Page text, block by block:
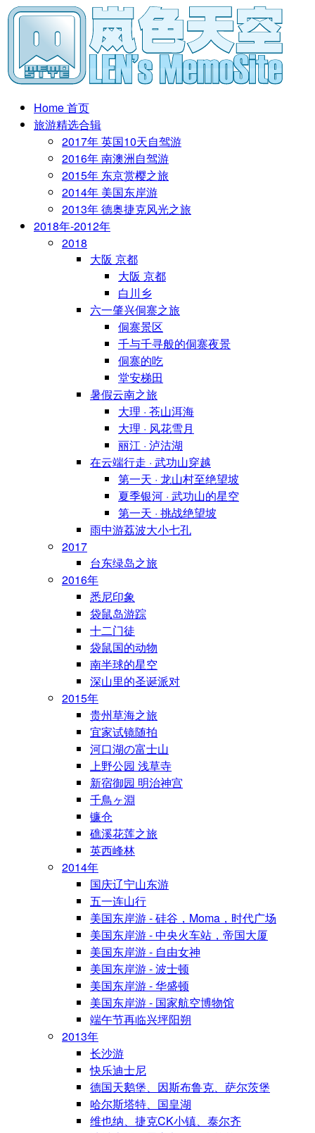
Home 首页
旅游精选合辑
2017年 英国10天自驾游
2016年 南澳洲自驾游
2015年 东京赏樱之旅
2014年 美国东岸游
2013年 德奥捷克风光之旅
2018年-2012年
2018
大阪 京都
大阪 京都
白川乡
六一肇兴侗寨之旅
侗寨景区
千与千寻般的侗寨夜景
侗寨的吃
堂安梯田
暑假云南之旅
大理 · 苍山洱海
大理 · 风花雪月
丽江 · 泸沽湖
在云端行走 · 武功山穿越
第一天 · 龙山村至绝望坡
夏季银河 · 武功山的星空
第一天 · 挑战绝望坡
雨中游荔波大小七孔
2017
台东绿岛之旅
2016年
悉尼印象
袋鼠岛游踪
十二门徒
袋鼠国的动物
南半球的星空
深山里的圣诞派对
2015年
贵州草海之旅
宜家试镜随拍
河口湖の富士山
上野公园 浅草寺
新宿御园 明治神宫
千鳥ヶ淵
镰仓
礁溪花莲之旅
英西峰林
2014年
国庆辽宁山东游
五一连山行
美国东岸游 - 硅谷，Moma，时代广场
美国东岸游 - 中央火车站，帝国大厦
美国东岸游 - 自由女神
美国东岸游 - 波士顿
美国东岸游 - 华盛顿
美国东岸游 - 国家航空博物馆
端午节再临兴坪阳朔
2013年
长沙游
快乐迪士尼
德国天鹅堡、因斯布鲁克、萨尔茨堡
哈尔斯塔特、国皇湖
维也纳、捷克CK小镇、泰尔齐